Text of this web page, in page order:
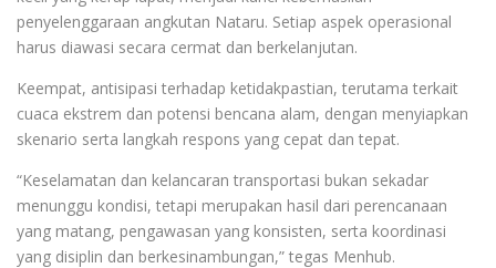
penyelenggaraan angkutan Nataru. Setiap aspek operasional
harus diawasi secara cermat dan berkelanjutan.
Keempat, antisipasi terhadap ketidakpastian, terutama terkait
cuaca ekstrem dan potensi bencana alam, dengan menyiapkan
skenario serta langkah respons yang cepat dan tepat.
“Keselamatan dan kelancaran transportasi bukan sekadar
menunggu kondisi, tetapi merupakan hasil dari perencanaan
yang matang, pengawasan yang konsisten, serta koordinasi
yang disiplin dan berkesinambungan,” tegas Menhub.